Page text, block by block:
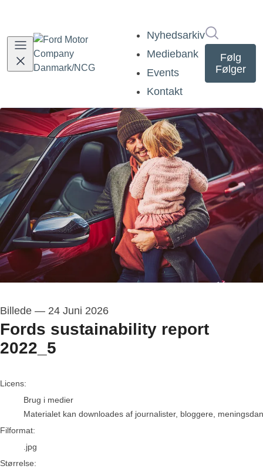
Nyhedsarkiv
Mediebank
Events
Kontakt
Følg
Følger
Billede — 24 Juni 2026
Fords sustainability report
2022_5
go to media item
Licens:
Brug i medier
Materialet kan downloades af journalister, bloggere,
Filformat:
.jpg
Størrelse: